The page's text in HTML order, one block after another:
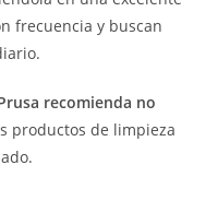
frecuencia y buscan
recomienda no
productos de limpieza